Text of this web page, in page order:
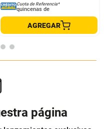
Audífonos Bluetooth Conducción
Osea F-20
$ 49.900